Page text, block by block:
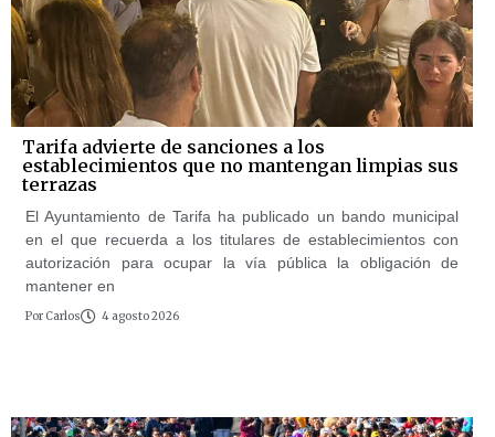
Tarifa advierte de sanciones a los
establecimientos que no mantengan limpias sus
terrazas
El Ayuntamiento de Tarifa ha publicado un bando municipal
en el que recuerda a los titulares de establecimientos con
autorización para ocupar la vía pública la obligación de
mantener en
Por Carlos 4 agosto 2026